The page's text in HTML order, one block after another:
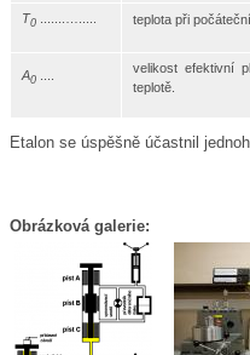
T0 teplota při
A0
velikost efektivní
teplotě.
Etalon se úspěšně účastnil
Obrázková galerie: